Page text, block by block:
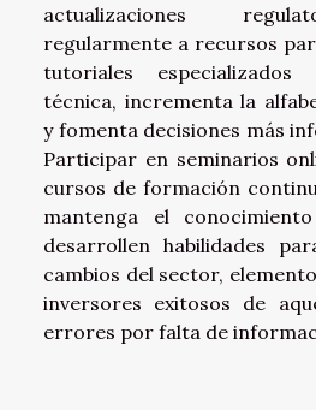
actualizaciones
regularmente a recursos
tutoriales especializados
técnica, incrementa la
y fomenta decisiones más
Participar en seminarios
cursos de formación
mantenga el
desarrollen habilidades
cambios del sector,
inversores exitosos de
errores por falta de